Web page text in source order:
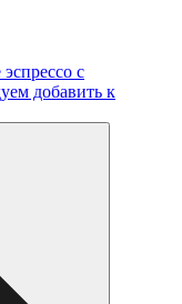
с
добавить к